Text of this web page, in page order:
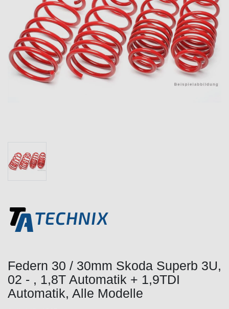
Federn 30 / 30mm Skoda Superb 3U,
02 - , 1,8T Automatik + 1,9TDI
Automatik, Alle Modelle